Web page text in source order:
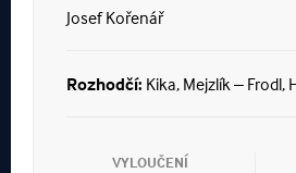
Josef Kořenář
Rozhodčí: Kika, Mejzlík – Frodl,
VYLOUČENÍ